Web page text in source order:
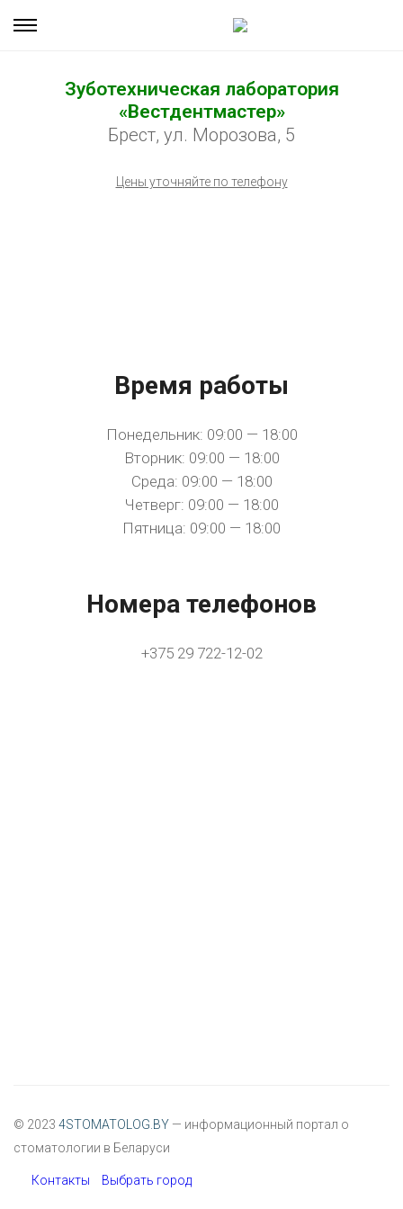
Зуботехническая лаборатория
«Вестдентмастер»
Брест, ул. Морозова, 5
Цены уточняйте по телефону
Время работы
Понедельник: 09:00 — 18:00
Вторник: 09:00 — 18:00
Среда: 09:00 — 18:00
Четверг: 09:00 — 18:00
Пятница: 09:00 — 18:00
Номера телефонов
+375 29 722-12-02
© 2023 4STOMATOLOG.BY — информационный портал о
стоматологии в Беларуси
Контакты Выбрать город